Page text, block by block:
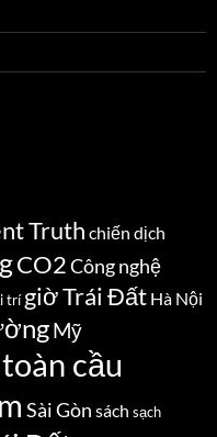
Truth chiến dịch
CO2Công nghệ
trí giờ Trái Đất Hà Nội
Mỹ
cầu
Sài Gòn sách sạch